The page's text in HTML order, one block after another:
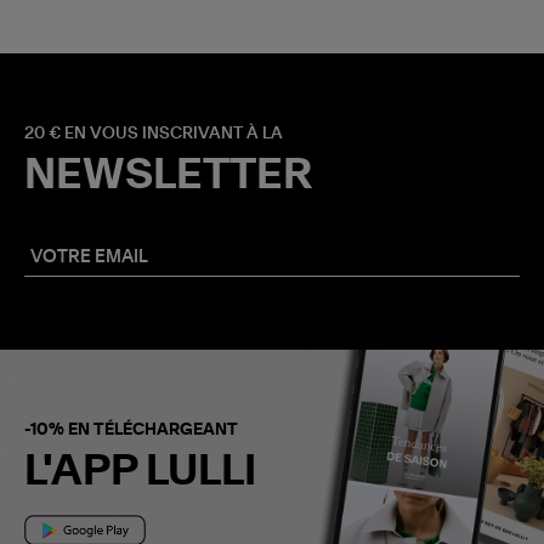
20 € EN VOUS INSCRIVANT À LA
NEWSLETTER
-10% EN TÉLÉCHARGEANT
L'APP LULLI